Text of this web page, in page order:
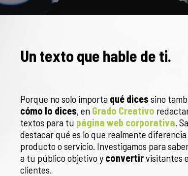
Un texto que hable de ti.
Porque no solo importa qué dices sino
cómo lo dices, en Grado Creativo
textos para tu página web corporativa.
destacar qué es lo que realmente
producto o servicio. Investigamos para
a tu público objetivo y convertirvisitantes
clientes.